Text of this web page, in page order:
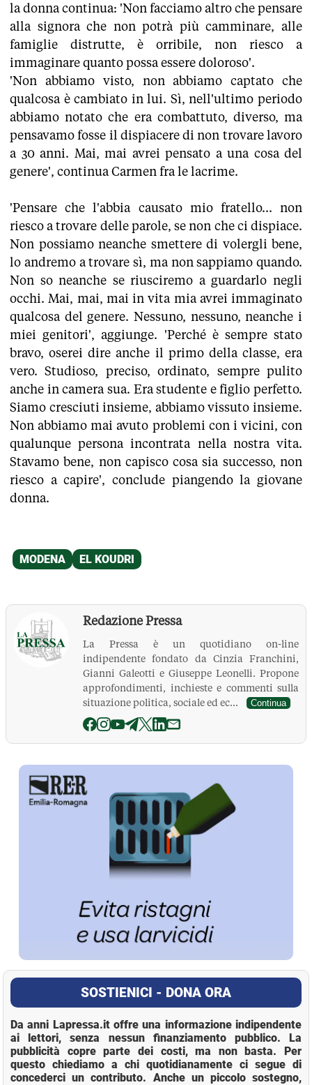
la donna continua: 'Non facciamo altro che pensare
alla signora che non potrà più camminare, alle
famiglie distrutte, è orribile, non riesco a
immaginare quanto possa essere doloroso'.
'Non abbiamo visto, non abbiamo captato che
qualcosa è cambiato in lui. Sì, nell'ultimo periodo
abbiamo notato che era combattuto, diverso, ma
pensavamo fosse il dispiacere di non trovare lavoro
a 30 anni. Mai, mai avrei pensato a una cosa del
genere', continua Carmen fra le lacrime.
'Pensare che l'abbia causato mio fratello... non
riesco a trovare delle parole, se non che ci dispiace.
Non possiamo neanche smettere di volergli bene,
lo andremo a trovare sì, ma non sappiamo quando.
Non so neanche se riusciremo a guardarlo negli
occhi. Mai, mai, mai in vita mia avrei immaginato
qualcosa del genere. Nessuno, nessuno, neanche i
miei genitori', aggiunge. 'Perché è sempre stato
bravo, oserei dire anche il primo della classe, era
vero. Studioso, preciso, ordinato, sempre pulito
anche in camera sua. Era studente e figlio perfetto.
Siamo cresciuti insieme, abbiamo vissuto insieme.
Non abbiamo mai avuto problemi con i vicini, con
qualunque persona incontrata nella nostra vita.
Stavamo bene, non capisco cosa sia successo, non
riesco a capire', conclude piangendo la giovane
donna.
Redazione Pressa
La Pressa è un quotidiano on-line
indipendente fondato da Cinzia Franchini,
Gianni Galeotti e Giuseppe Leonelli. Propone
approfondimenti, inchieste e commenti sulla
situazione politica, sociale ed ec...
Continua
La Pressa
SOSTIENICI - DONA ORA
Da anni Lapressa.it offre una informazione indipendente
ai lettori, senza nessun finanziamento pubblico. La
pubblicità copre parte dei costi, ma non basta. Per
questo chiediamo a chi quotidianamente ci segue di
concederci un contributo. Anche un piccolo sostegno,